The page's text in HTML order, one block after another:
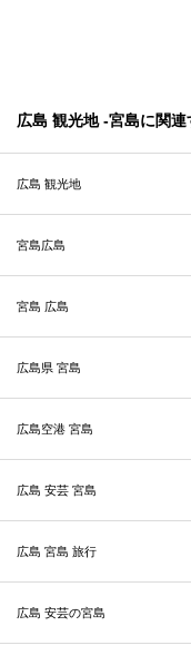
広島 観光地 -宮島に関
広島 観光地
宮島広島
宮島 広島
広島県 宮島
広島空港 宮島
広島 安芸 宮島
広島 宮島 旅行
広島 安芸の宮島